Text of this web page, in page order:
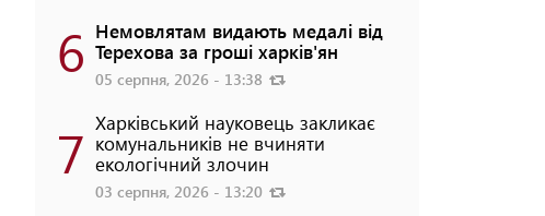
6 Немовлятам видають медалі від
Терехова за гроші харків'ян
05 серпня, 2026 - 13:38
7 Харківський науковець закликає
комунальників не вчиняти
екологічний злочин
03 серпня, 2026 - 13:20